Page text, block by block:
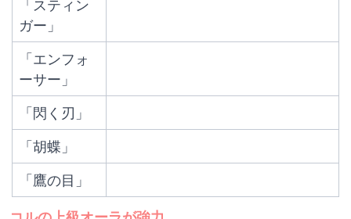
「スティン
ガー」
「エンフォ
ーサー」
「閃く刃」
「胡蝶」
「鷹の目」